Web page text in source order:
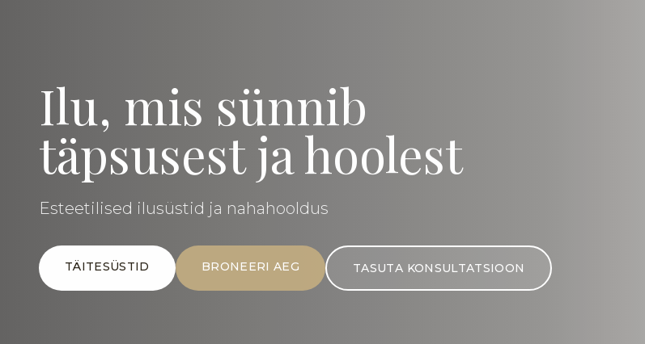
Ilu, mis sünnib
täpsusest ja hoolest
Esteetilised ilusüstid ja nahahooldus
TÄITESÜSTID BRONEERI AEG TASUTA KONSULTATSIOON
Liitu uudiskirjaga
Saa teada esimesena meie uutest